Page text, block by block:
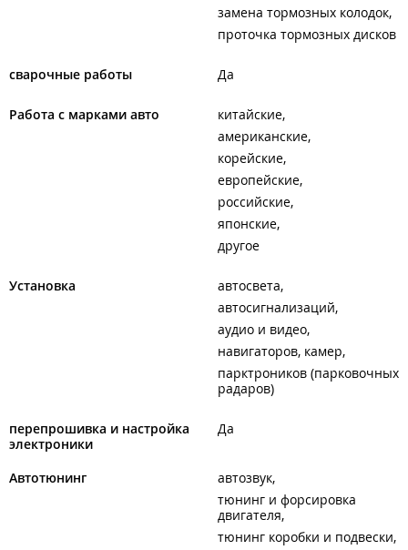
замена тормозных колодок
проточка тормозных дисков
сварочные работы Да
Работа с марками авто
китайские
американские
корейские
европейские
российские
японские
другое
Установка
автосвета
автосигнализаций
аудио и видео
навигаторов, камер
парктроников (парковочных
радаров)
перепрошивка и настройка
электроники
Да
Автотюнинг
автозвук
тюнинг и форсировка
двигателя
тюнинг коробки и подвески